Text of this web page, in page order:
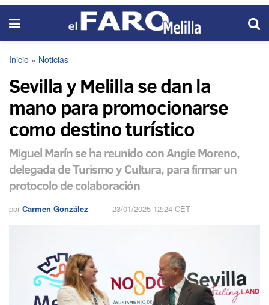
Inicio » Noticias
Sevilla y Melilla se dan la
mano para promocionarse
como destino turístico
Miguel Marín se ha reunido con Angie Moreno,
delegada de Turismo y Cultura, para firmar un
protocolo de colaboración
por Carmen González 23/01/2025 12:24 CET